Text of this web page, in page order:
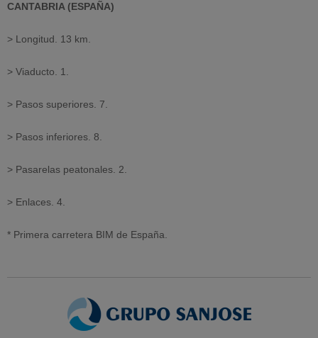
CANTABRIA (ESPAÑA)
> Longitud. 13 km.
> Viaducto. 1.
> Pasos superiores. 7.
> Pasos inferiores. 8.
> Pasarelas peatonales. 2.
> Enlaces. 4.
* Primera carretera BIM de España.